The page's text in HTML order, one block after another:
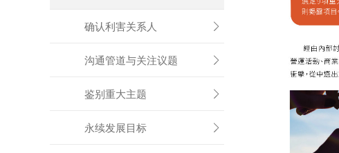

确认利害关系人

沟通管道与关注议题

鉴别重大主题

永续发展目标